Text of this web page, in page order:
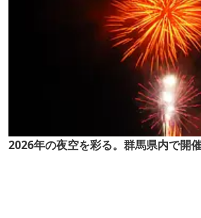
2026年の夜空を彩る。群馬県内で開